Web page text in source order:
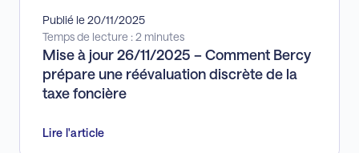
Publié le 20/11/2025
Temps de lecture : 2 minutes
Mise à jour 26/11/2025 – Comment Bercy
prépare une réévaluation discrète de la
taxe foncière
Lire l'article